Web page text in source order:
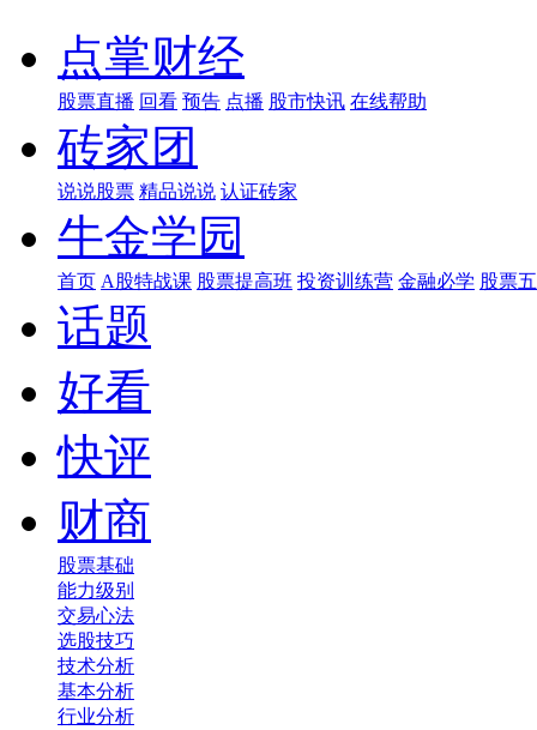
点掌财经
股票直播 回看 预告 点播 股市快讯 在线帮助
砖家团
说说股票 精品说说 认证砖家
牛金学园
首页 A股特战课 股票提高班 投资训练营 金融必学 股票
话题
好看
快评
财商
股票基础
能力级别
交易心法
选股技巧
技术分析
基本分析
行业分析